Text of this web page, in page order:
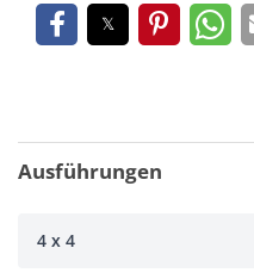
Ausführungen
4 x 4